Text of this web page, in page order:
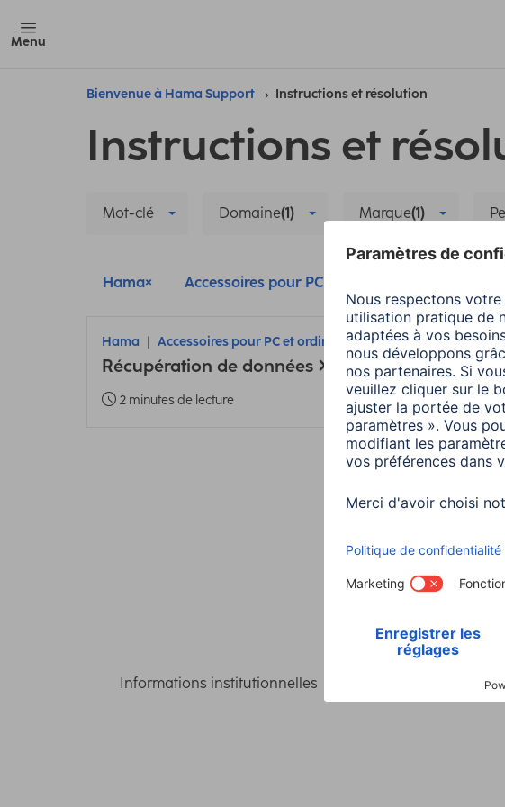
Menu
Bienvenue à Hama Support Instructions et résolution
Instructions et
Mot-clé Domaine(1) Marque(1)
Hama Accessoires pour PC et ordinateurs portables
Hama Accessoires pour PC et ordinateurs portables
Récupération de données
2 minutes de lecture
Informations institutionnelles Confidentialité et